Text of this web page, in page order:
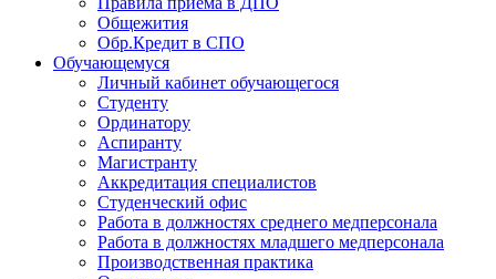
Общежития
Обр.Кредит в СПО
Обучающемуся
Личный кабинет обучающегося
Студенту
Ординатору
Аспиранту
Магистранту
Аккредитация специалистов
Студенческий офис
Работа в должностях среднего медперсонала
Работа в должностях младшего медперсонала
Производственная практика